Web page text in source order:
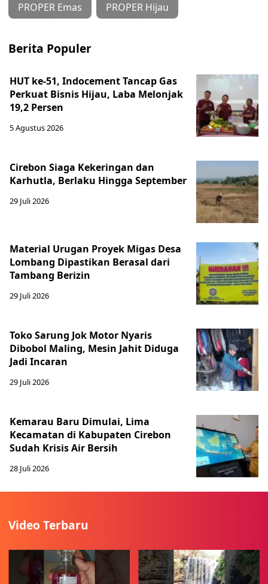
PROPER Emas PROPER Hijau
Berita Populer
HUT ke-51, Indocement Tancap Gas
Perkuat Bisnis Hijau, Laba Melonjak
19,2 Persen
5 Agustus 2026
Cirebon Siaga Kekeringan dan
Karhutla, Berlaku Hingga September
29 Juli 2026
Material Urugan Proyek Migas Desa
Lombang Dipastikan Berasal dari
Tambang Berizin
29 Juli 2026
Toko Sarung Jok Motor Nyaris
Dibobol Maling, Mesin Jahit Diduga
Jadi Incaran
29 Juli 2026
Kemarau Baru Dimulai, Lima
Kecamatan di Kabupaten Cirebon
Sudah Krisis Air Bersih
28 Juli 2026
Video Terbaru